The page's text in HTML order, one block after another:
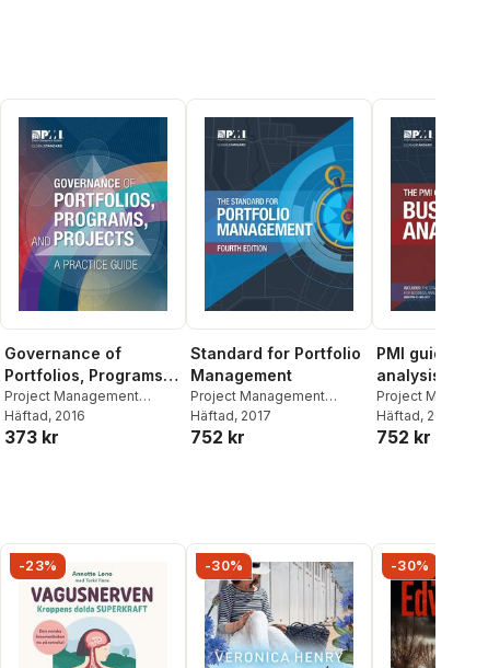
Governance of
Portfolios, Programs,
and Projects
Project Management
Institute
Häftad, 2016
373 kr
Standard for Portfolio
Management
Project Management
Institute
Häftad, 2017
752 kr
PMI guide to
analysis
Project
Institute
Häftad, 2018
752 kr
-23% -30% -30%